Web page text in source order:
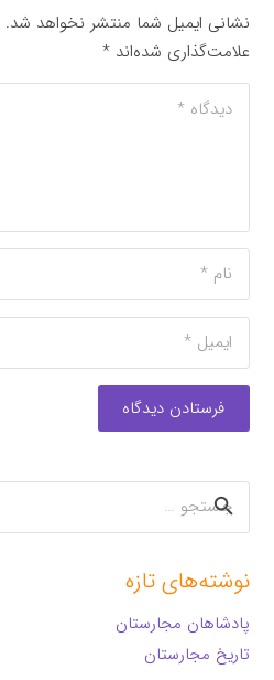
نشانی ایمیل شما منتشر نخواهد شد.
علامت‌گذاری شده‌اند*
فرستادن دیدگاه
جستجو
برای:
نوشته‌های تازه
پادشاهان مجارستان
تاریخ مجارستان